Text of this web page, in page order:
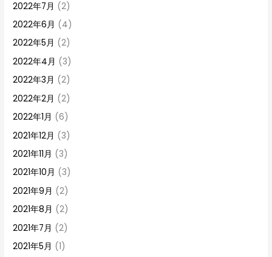
2022年7月 (2)
2022年6月 (4)
2022年5月 (2)
2022年4月 (3)
2022年3月 (2)
2022年2月 (2)
2022年1月 (6)
2021年12月 (3)
2021年11月 (3)
2021年10月 (3)
2021年9月 (2)
2021年8月 (2)
2021年7月 (2)
2021年5月 (1)